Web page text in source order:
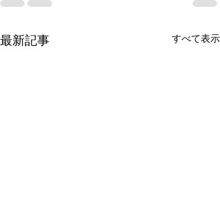
最新記事 すべて表示